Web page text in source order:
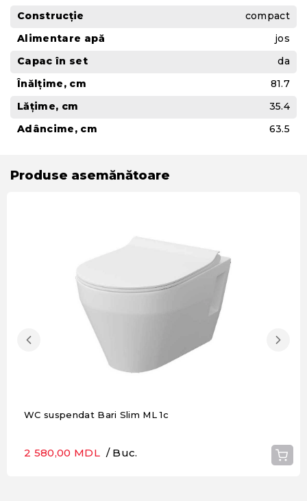
Construcție
compact
Alimentare apă
jos
Capac în set
da
Înălțime, cm
81.7
Lățime, сm
35.4
Adâncime, cm
63.5
Produse asemănătoare
WC suspendat Bari Slim ML 1c
2 580,00 MDL / Buc.